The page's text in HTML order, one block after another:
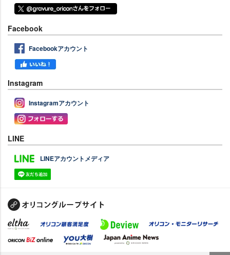
Facebook
Facebookアカウント
Instagram
Instagramアカウント
LINE
LINEアカウントメディア